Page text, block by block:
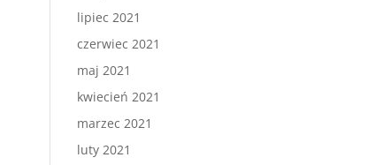
lipiec 2021
czerwiec 2021
maj 2021
kwiecień 2021
marzec 2021
luty 2021